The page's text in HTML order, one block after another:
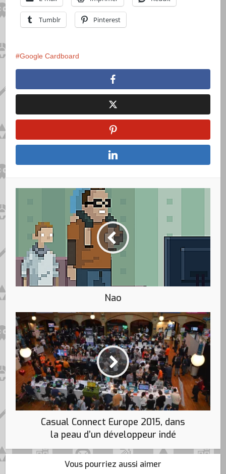
Tumblr Pinterest
Google Cardboard
Nao
Casual Connect Europe 2015, dans
la peau d’un développeur indé
Vous pourriez aussi aimer